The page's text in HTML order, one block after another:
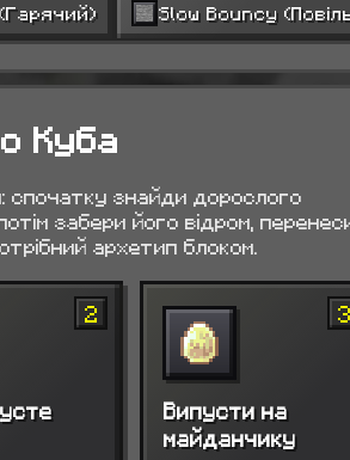
Slow Bouncy
Куба
спочатку знайди дорослого
забери його відром,
архетип блоком.
2 3
Випусти на
майданчику